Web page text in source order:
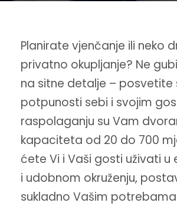
Planirate vjenčanje ili neko
privatno okupljanje? Ne
na sitne detalje – posvetite
potpunosti sebi i svojim
raspolaganju su Vam
kapaciteta od 20 do 700
ćete Vi i Vaši gosti uživati u
i udobnom okruženju,
sukladno Vašim